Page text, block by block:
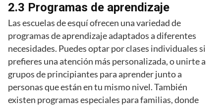
2.3 Programas de aprendizaje
Las escuelas de esquí ofrecen una variedad de
programas de aprendizaje adaptados a diferentes
necesidades. Puedes optar por clases individuales si
prefieres una atención más personalizada, o unirte a
grupos de principiantes para aprender junto a
personas que están en tu mismo nivel. También
existen programas especiales para familias, donde